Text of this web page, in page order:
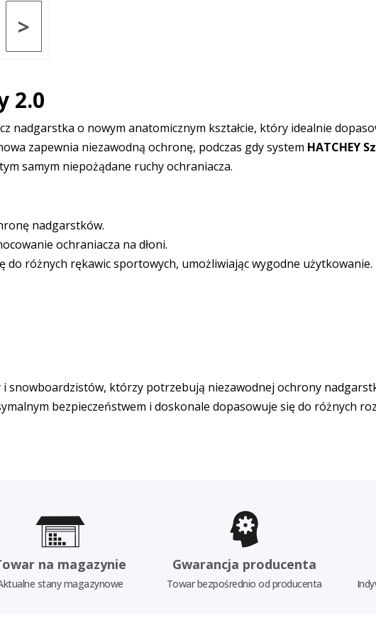
>
2.0
nadgarstka o nowym anatomicznym kształcie, który idealnie
zapewnia niezawodną ochronę, podczas gdy system HATCHEY
samym niepożądane ruchy ochraniacza.
nadgarstków.
ochraniacza na dłoni.
do różnych rękawic sportowych, umożliwiając wygodne użytkowanie.
i snowboardzistów, którzy potrzebują niezawodnej ochrony
bezpieczeństwem i doskonale dopasowuje się do różnych
na magazynie
stany magazynowe
Gwarancja producenta
Towar bezpośrednio od producenta